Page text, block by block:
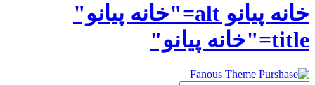
خانه پیانو alt="خانه پیانو"
title="خانه پیانو"